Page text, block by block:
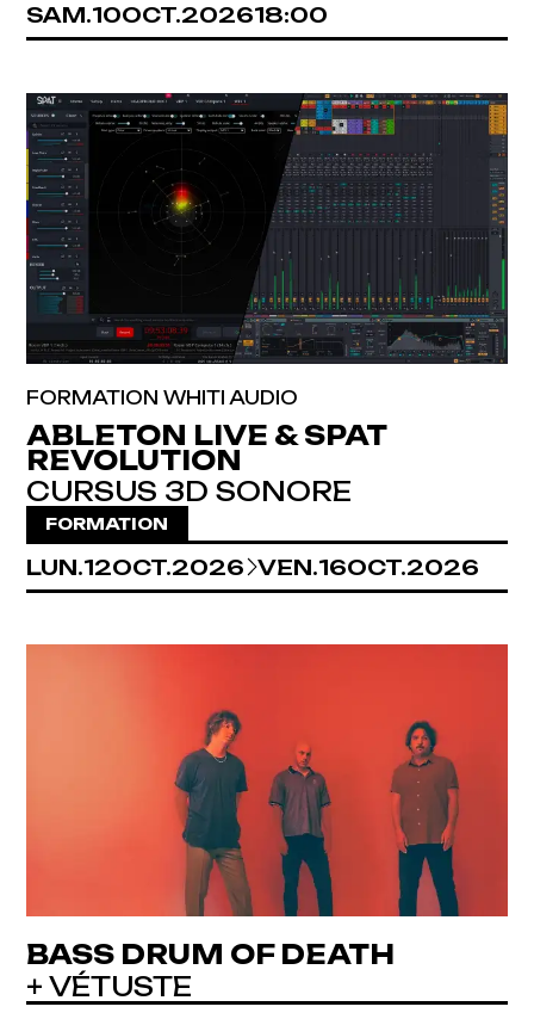
SAMEDI
SAM.10OCTOBRE
OCT.202618:00
FORMATION WHITI AUDIO
ABLETON LIVE & SPAT
REVOLUTION
CURSUS 3D SONORE
FORMATION
DU
LUNDI
LUN.12OCTOBRE
OCT.2026
AU VENDREDI
VEN.16OCTOBRE
OCT.2026
BASS DRUM OF DEATH
+ VÉTUSTE